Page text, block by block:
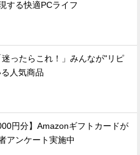
する快適PCライフ
迷ったらこれ！」みんなが"リピ
人気商品
円分】Amazonギフトカードが
アンケート実施中